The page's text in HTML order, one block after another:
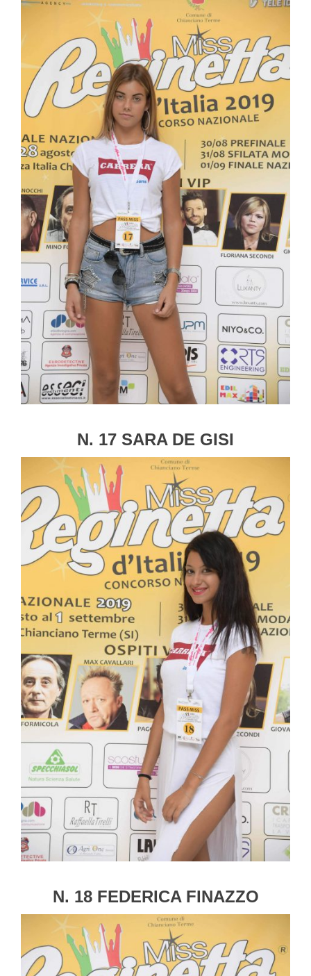
N. 17 SARA DE GISI
N. 18 FEDERICA FINAZZO